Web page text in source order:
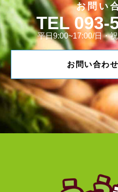
お問い
093-
平日9:00~17:00/日・
お問い合わ